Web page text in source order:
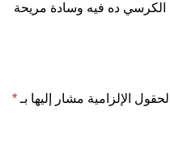
ده فيه وسادة مريحة
الحقول الإلزامية مشار إليها بـ *